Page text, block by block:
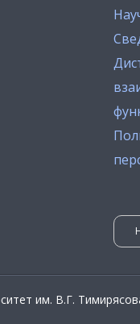
им. В.Г.